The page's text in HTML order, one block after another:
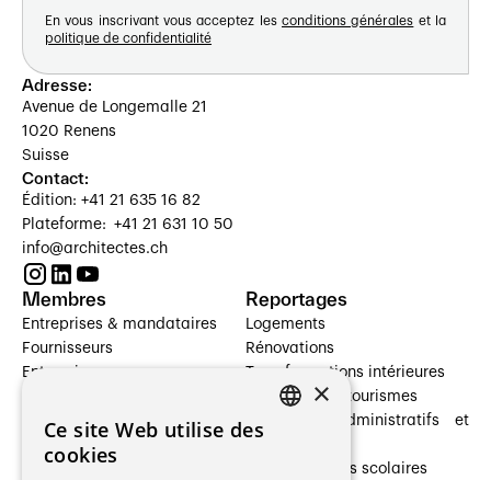
En vous inscrivant vous acceptez les conditions générales et la
politique de confidentialité
Adresse:
Avenue de Longemalle 21
1020 Renens
Suisse
Contact:
Édition: +41 21 635 16 82
Plateforme: +41 21 631 10 50
info@architectes.ch
Membres
Entreprises & mandataires
Fournisseurs
Entreprises
Architectes paysagistes
Architectes d'intérieur
Reportages
Logements
Rénovations
Transformations intérieures
Hôtelleries et tourismes
Bâtiments administratifs et
Établissements scolaires
×
Ce site Web utilise des
cookies